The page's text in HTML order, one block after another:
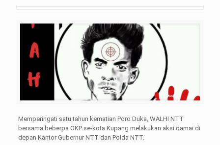
Memperingati satu tahun kematian Poro Duka, WALHI NTT
bersama beberpa OKP se-kota Kupang melakukan aksi damai di
depan Kantor Gubernur NTT dan Polda NTT.